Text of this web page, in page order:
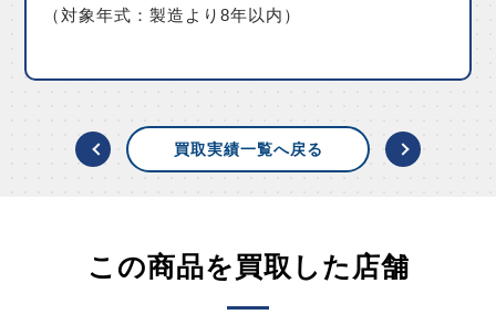
（対象年式：製造より8年以内）
買取実績一覧へ戻る
この商品を買取した店舗